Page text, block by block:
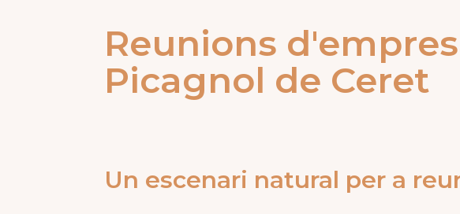
Reunions
Picagnol de Ceret
Un escenari natural per a